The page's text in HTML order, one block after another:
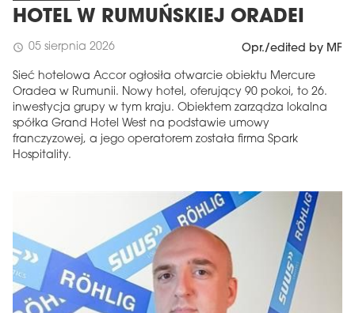
HOTEL W RUMUŃSKIEJ ORADEI
schedule 05 sierpnia 2026 Opr./edited by MF
Sieć hotelowa Accor ogłosiła otwarcie obiektu Mercure
Oradea w Rumunii. Nowy hotel, oferujący 90 pokoi, to 26.
inwestycja grupy w tym kraju. Obiektem zarządza lokalna
spółka Grand Hotel West na podstawie umowy
franczyzowej, a jego operatorem została firma Spark
Hospitality.